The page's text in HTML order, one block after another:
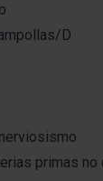
D
primas no